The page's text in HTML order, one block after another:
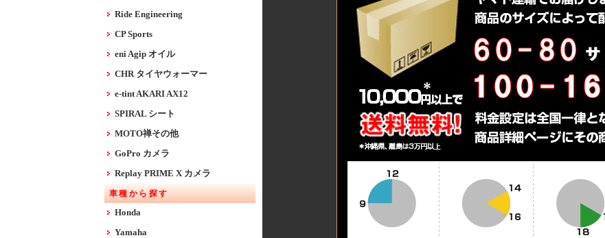
Ride Engineering
CP Sports
eni Agip オイル
CHR タイヤウォーマー
e-tint AKARI AX12
SPIRAL シート
MOTO禅その他
GoPro カメラ
Replay PRIME X カメラ
車種から探す
Honda
Yamaha